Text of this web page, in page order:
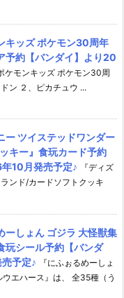
キッズ ポケモン30周年
予約【バンダイ】より20
ケモンキッズ ポケモン30周
ン ２、ピカチュウ ...
ー ツイステッドワンダー
キー』食玩カード予約
10月発売予定♪
『ディズ
ンド/カードソフトクッキ
ーしょん ゴジラ 大怪獣集
玩シール予約【バンダ
予定♪
『にふぉるめーしょ
エハース』は、 全35種（う